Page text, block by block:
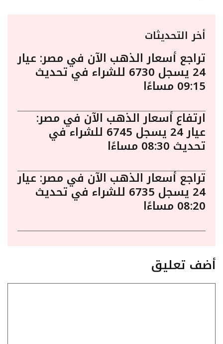
أخر التحديثات
تراجع أسعار الذهب الآن في مصر: عيار
24 يسجل 6730 للشراء في تحديث
09:15 مساءًا
ارتفاع أسعار الذهب الآن في مصر:
عيار 24 يسجل 6745 للشراء في
تحديث 08:30 مساءًا
تراجع أسعار الذهب الآن في مصر: عيار
24 يسجل 6735 للشراء في تحديث
08:20 مساءًا
أضف تعليق